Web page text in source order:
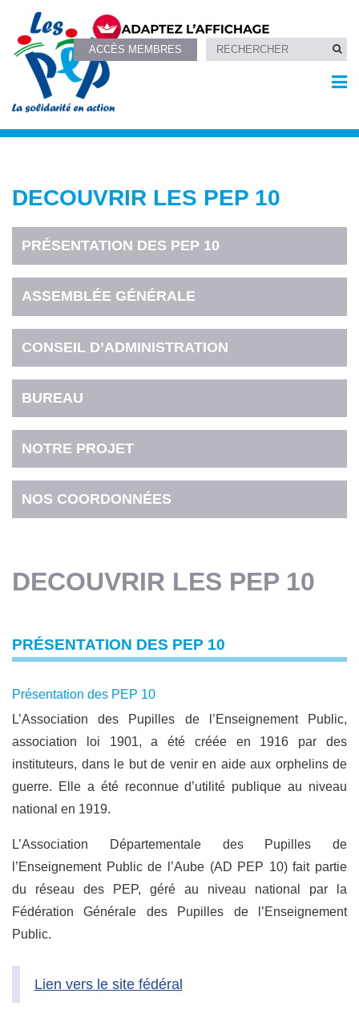
ACCÈS MEMBRES
DECOUVRIR LES PEP 10
PRÉSENTATION DES PEP 10
ASSEMBLÉE GÉNÉRALE
CONSEIL D’ADMINISTRATION
BUREAU
NOTRE PROJET
NOS COORDONNÉES
DECOUVRIR LES PEP 10
PRÉSENTATION DES PEP 10
Présentation des PEP 10
L’Association des Pupilles de l’Enseignement Public,
association loi 1901, a été créée en 1916 par des
instituteurs, dans le but de venir en aide aux orphelins de
guerre. Elle a été reconnue d’utilité publique au niveau
national en 1919.
L’Association Départementale des Pupilles de
l’Enseignement Public de l’Aube (AD PEP 10) fait partie
du réseau des PEP, géré au niveau national par la
Fédération Générale des Pupilles de l’Enseignement
Public.
Lien vers le site fédéral